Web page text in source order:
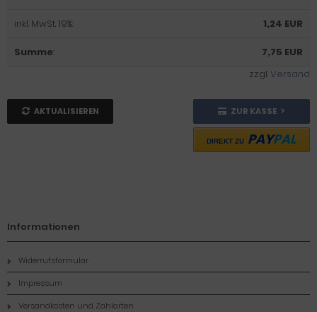
inkl. MwSt. 19%: 1,24 EUR
Summe:
7,75 EUR
zzgl.Versand
AKTUALISIEREN ZUR KASSE
DIREKT ZU PAYPAL
Informationen
Widerrufsformular
Impressum
Versandkosten und Zahlarten